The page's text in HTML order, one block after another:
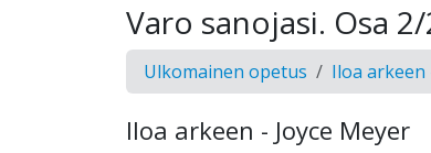
Varo sanojasi. Osa
Ulkomainen opetus Iloa arkeen
Iloa arkeen - Joyce Meyer